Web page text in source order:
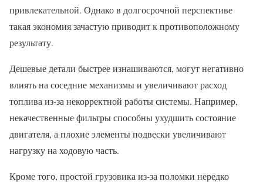
привлекательной. Однако в долгосрочной перспективе
такая экономия зачастую приводит к противоположному
результату.
Дешевые детали быстрее изнашиваются, могут негативно
влиять на соседние механизмы и увеличивают расход
топлива из-за некорректной работы системы. Например,
некачественные фильтры способны ухудшить состояние
двигателя, а плохие элементы подвески увеличивают
нагрузку на ходовую часть.
Кроме того, простой грузовика из-за поломки нередко